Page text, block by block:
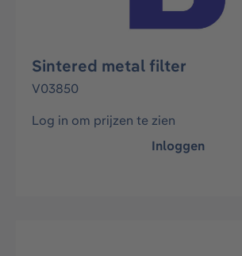
Sintered metal filter
V03850
Log in om prijzen te zien
Inloggen